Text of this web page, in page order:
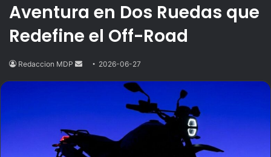
Aventura en Dos Ruedas que
Redefine el Off-Road
Redaccion MDP
Send2026-06-27